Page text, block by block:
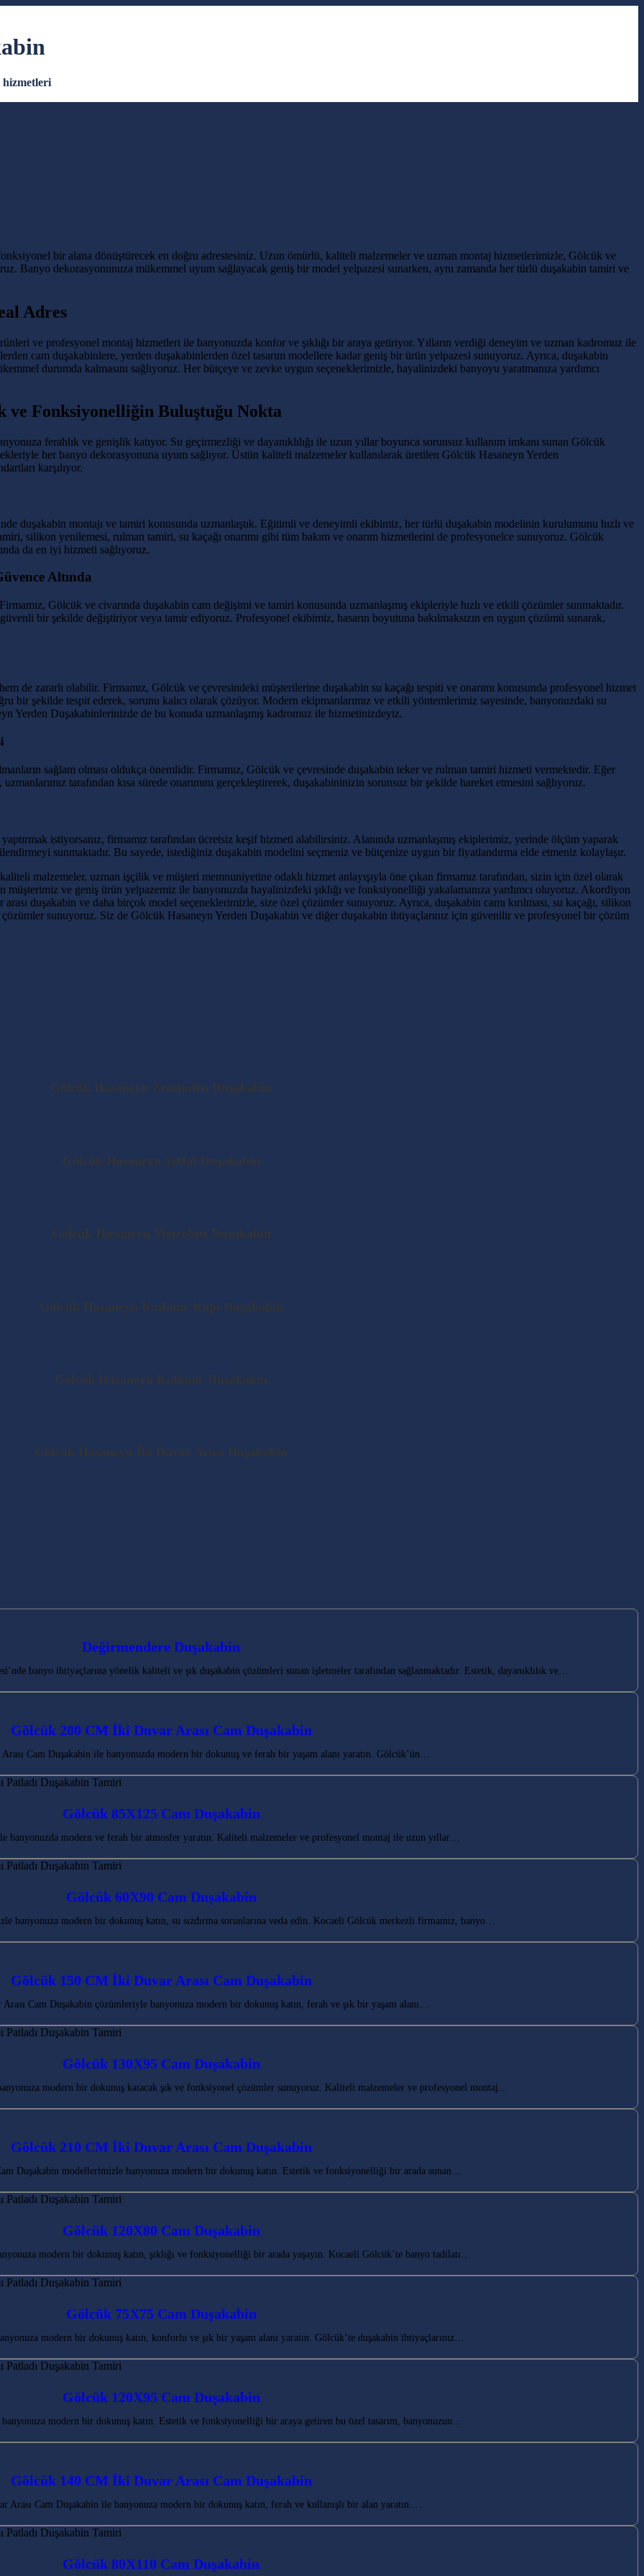
bir alana dönüştürecek en doğru adrestesiniz. Uzun ömürlü, kaliteli malzemeler ve uzman montaj hizmetlerimizle, Gölcük ve
Banyo dekorasyonunuza mükemmel uyum sağlayacak geniş bir model yelpazesi sunarken, aynı zamanda her türlü duşakabin tamiri ve
Adres
ve profesyonel montaj hizmetleri ile banyonuzda konfor ve şıklığı bir araya getiriyor. Yılların verdiği deneyim ve uzman kadromuz ile
cam duşakabinlere, yerden duşakabinlerden özel tasarım modellere kadar geniş bir ürün yelpazesi sunuyoruz. Ayrıca, duşakabin
durumda kalmasını sağlıyoruz. Her bütçeye ve zevke uygun seçeneklerimizle, hayalinizdeki banyoyu yaratmanıza yardımcı
ve Fonksiyonelliğin Buluştuğu Nokta
ferahlık ve genişlik katıyor. Su geçirmezliği ve dayanıklılığı ile uzun yıllar boyunca sorunsuz kullanım imkanı sunan Gölcük
her banyo dekorasyonuna uyum sağlıyor. Üstün kaliteli malzemeler kullanılarak üretilen Gölcük Hasaneyn Yerden
karşılıyor.
duşakabin montajı ve tamiri konusunda uzmanlaştık. Eğitimli ve deneyimli ekibimiz, her türlü duşakabin modelinin kurulumunu hızlı ve
silikon yenilemesi, rulman tamiri, su kaçağı onarımı gibi tüm bakım ve onarım hizmetlerini de profesyonelce sunuyoruz. Gölcük
da en iyi hizmeti sağlıyoruz.
Altında
Gölcük ve civarında duşakabin cam değişimi ve tamiri konusunda uzmanlaşmış ekipleriyle hızlı ve etkili çözümler sunmaktadır.
bir şekilde değiştiriyor veya tamir ediyoruz. Profesyonel ekibimiz, hasarın boyutuna bakılmaksızın en uygun çözümü sunarak,
hem de zararlı olabilir. Firmamız, Gölcük ve çevresindeki müşterilerine duşakabin su kaçağı tespiti ve onarımı konusunda profesyonel hizmet
bir şekilde tespit ederek, sorunu kalıcı olarak çözüyor. Modern ekipmanlarımız ve etkili yöntemlerimiz sayesinde, banyonuzdaki su
Yerden Duşakabinlerinizde de bu konuda uzmanlaşmış kadromuz ile hizmetinizdeyiz.
sağlam olması oldukça önemlidir. Firmamız, Gölcük ve çevresinde duşakabin teker ve rulman tamiri hizmeti vermektedir. Eğer
tarafından kısa sürede onarımını gerçekleştirerek, duşakabininizin sorunsuz bir şekilde hareket etmesini sağlıyoruz.
istiyorsanız, firmamız tarafından ücretsiz keşif hizmeti alabilirsiniz. Alanında uzmanlaşmış ekiplerimiz, yerinde ölçüm yaparak
sunmaktadır. Bu sayede, istediğiniz duşakabin modelini seçmeniz ve bütçenize uygun bir fiyatlandırma elde etmeniz kolaylaşır.
malzemeler, uzman işçilik ve müşteri memnuniyetine odaklı hizmet anlayışıyla öne çıkan firmamız tarafından, sizin için özel olarak
müşterimiz ve geniş ürün yelpazemiz ile banyonuzda hayalinizdeki şıklığı ve fonksiyonelliği yakalamanıza yardımcı oluyoruz. Akordiyon
duşakabin ve daha birçok model seçeneklerimizle, size özel çözümler sunuyoruz. Ayrıca, duşakabin camı kırılması, su kaçağı, silikon
çözümler sunuyoruz. Siz de Gölcük Hasaneyn Yerden Duşakabin ve diğer duşakabin ihtiyaçlarınız için güvenilir ve profesyonel bir çözüm
Gölcük Hasaneyn Zeminden Duşakabin
Gölcük Hasaneyn Şeffaf Duşakabin
Gölcük Hasaneyn Metrobüs Duşakabin
Gölcük Hasaneyn Katlanır Kapı Duşakabin
Gölcük Hasaneyn Katlanır Duşakabin
Gölcük Hasaneyn İki Duvar Arası Duşakabin
Değirmendere Duşakabin
banyo ihtiyaçlarına yönelik kaliteli ve şık duşakabin çözümleri sunan işletmeler tarafından sağlanmaktadır. Estetik, dayanıklılık ve…
Gölcük 200 CM İki Duvar Arası Cam Duşakabin
Cam Duşakabin ile banyonuzda modern bir dokunuş ve ferah bir yaşam alanı yaratın. Gölcük’ün…
Gölcük 85X125 Cam Duşakabin
banyonuzda modern ve ferah bir atmosfer yaratın. Kaliteli malzemeler ve profesyonel montaj ile uzun yıllar…
Gölcük 60X90 Cam Duşakabin
banyonuza modern bir dokunuş katın, su sızdırma sorunlarına veda edin. Kocaeli Gölcük merkezli firmamız, banyo…
Gölcük 150 CM İki Duvar Arası Cam Duşakabin
Cam Duşakabin çözümleriyle banyonuza modern bir dokunuş katın, ferah ve şık bir yaşam alanı…
Gölcük 130X95 Cam Duşakabin
modern bir dokunuş katacak şık ve fonksiyonel çözümler sunuyoruz. Kaliteli malzemeler ve profesyonel montaj…
Gölcük 210 CM İki Duvar Arası Cam Duşakabin
Duşakabin modellerimizle banyonuza modern bir dokunuş katın. Estetik ve fonksiyonelliği bir arada sunan…
Gölcük 120X80 Cam Duşakabin
modern bir dokunuş katın, şıklığı ve fonksiyonelliği bir arada yaşayın. Kocaeli Gölcük’te banyo tadilatı…
Gölcük 75X75 Cam Duşakabin
modern bir dokunuş katın, konforlu ve şık bir yaşam alanı yaratın. Gölcük’te duşakabin ihtiyaçlarınız…
Gölcük 120X95 Cam Duşakabin
modern bir dokunuş katın. Estetik ve fonksiyonelliği bir araya getiren bu özel tasarım, banyonuzun…
Gölcük 140 CM İki Duvar Arası Cam Duşakabin
Arası Cam Duşakabin ile banyonuza modern bir dokunuş katın, ferah ve kullanışlı bir alan yaratın.…
Gölcük 80X110 Cam Duşakabin